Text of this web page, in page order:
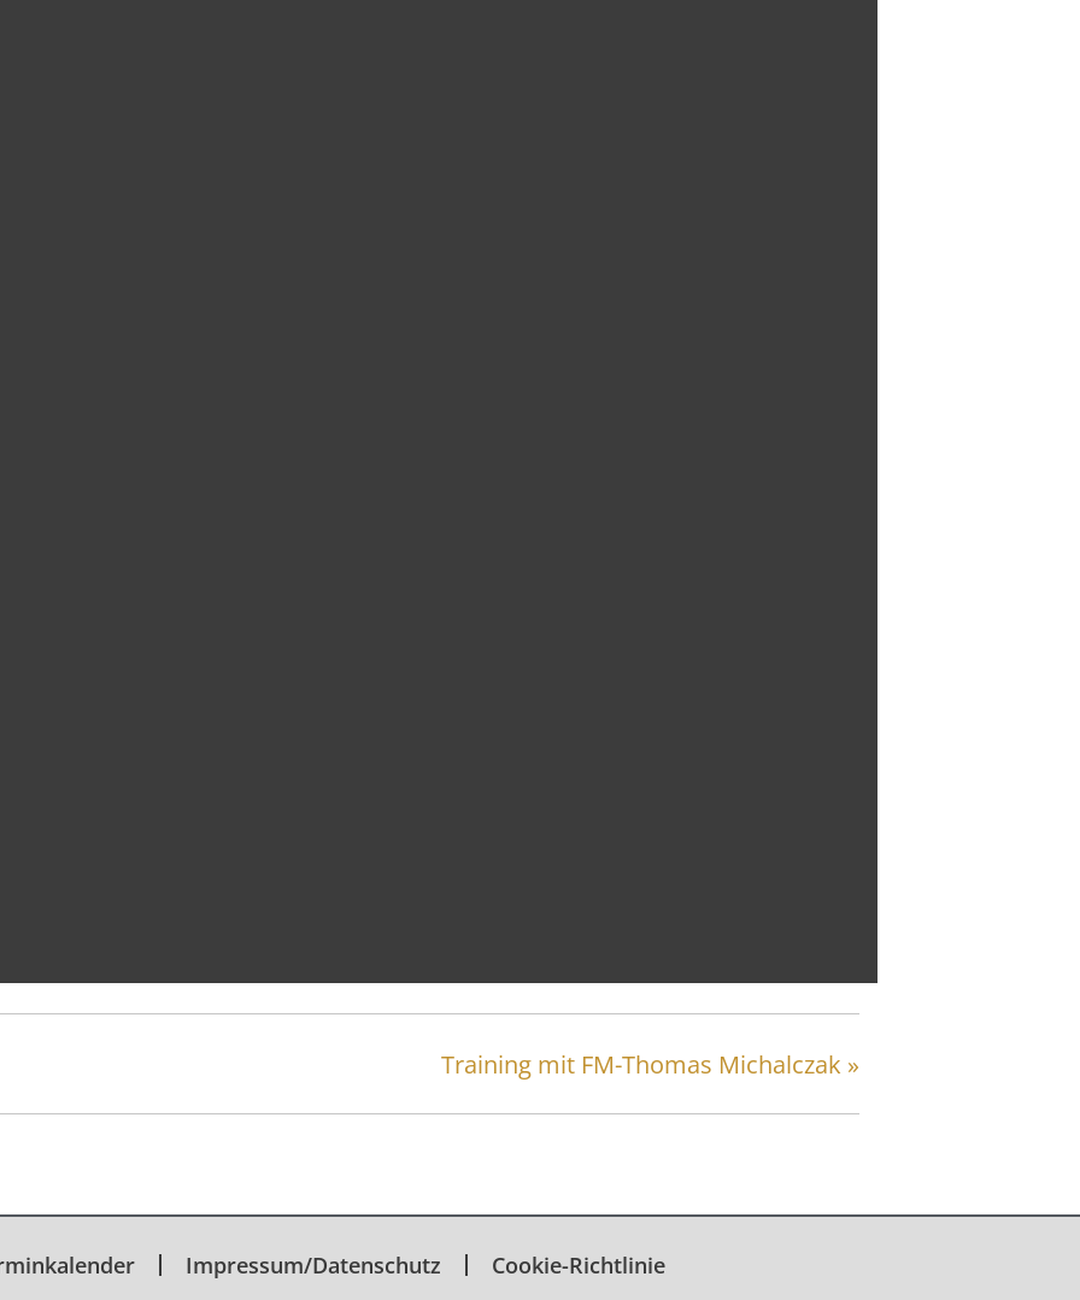
Training mit FM-Thomas Michalczak »
Impressum/Datenschutz Cookie-Richtlinie